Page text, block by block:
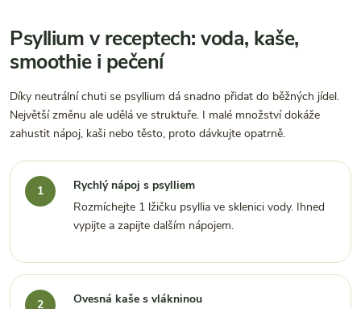
Psyllium v receptech: voda, kaše,
smoothie i pečení
Díky neutrální chuti se psyllium dá snadno přidat do běžných jídel.
Největší změnu ale udělá ve struktuře. I malé množství dokáže
zahustit nápoj, kaši nebo těsto, proto dávkujte opatrně.
Rychlý nápoj s psylliem
Rozmíchejte 1 lžičku psyllia ve sklenici vody. Ihned
vypijte a zapijte dalším nápojem.
Ovesná kaše s vlákninou